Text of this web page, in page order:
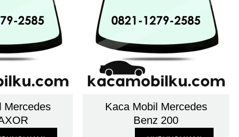
Mercedes
Kaca Mobil Mercedes
Benz 200